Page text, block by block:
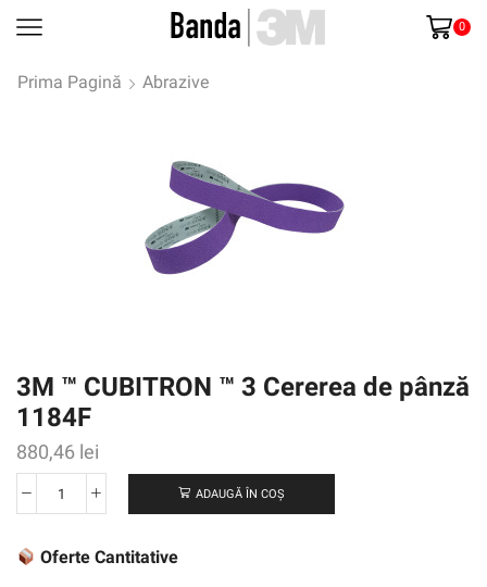
0
Prima Pagină Abrazive
3M ™ CUBITRON ™ 3 Cererea de pânză
1184F
880,46 lei
Cantitate
™
ADAUGĂ ÎN COȘ
Oferte Cantitative